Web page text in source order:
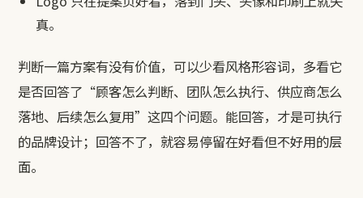
真。
判断一篇方案有没有价值，可以少看风格形容词，多看它
是否回答了“顾客怎么判断、团队怎么执行、供应商怎么
落地、后续怎么复用”这四个问题。能回答，才是可执行
的品牌设计；回答不了，就容易停留在好看但不好用的层
面。